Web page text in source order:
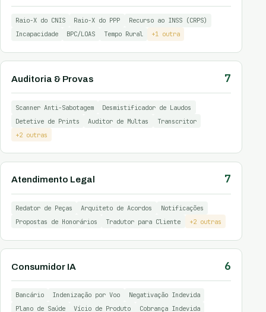
Raio-X do CNIS Raio-X do PPP
Recurso ao INSS (CRPS)
Incapacidade
BPC/LOAS Tempo Rural +1 outra
Auditoria & Provas 7
Scanner Anti-Sabotagem
Desmistificador de Laudos
Detetive de Prints
Auditor de Multas
Transcritor
+2 outras
Atendimento Legal 7
Redator de Peças Arquiteto de Acordos
Notificações
Propostas de Honorários
Tradutor para Cliente +2 outras
Consumidor IA 6
Bancário Indenização por Voo
Negativação Indevida
Plano de Saúde
Vício de Produto Cobrança Indevida